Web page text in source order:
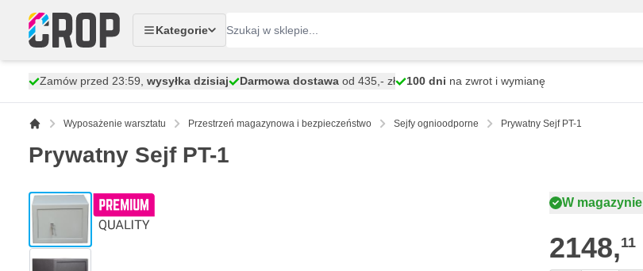
Kategorie
Zamów przed 23:59, wysyłka dzisiaj Darmowa dostawa od 435,- zł 100 dni na zwrot i wymianę
Wyposażenie warsztatu Przestrzeń magazynowa i bezpieczeństwo Sejfy ognioodporne Prywatny Sejf PT-1
Prywatny Sejf PT-1
View larger image
View larger image
W magazynie
2148,11